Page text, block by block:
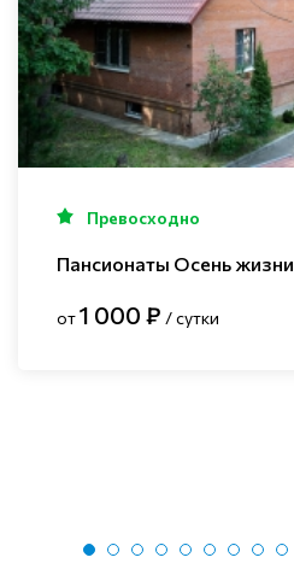
Превосходно
Пансионаты Осень жизни
от1 000 ₽ / сутки